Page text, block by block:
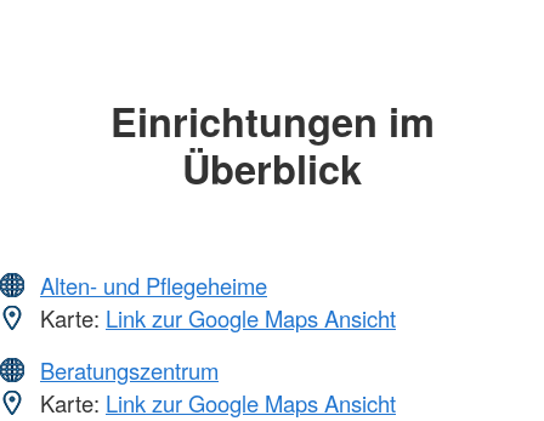
Einrichtungen im
Überblick
Alten- und Pflegeheime
Karte: Link zur Google Maps Ansicht
Beratungszentrum
Karte: Link zur Google Maps Ansicht